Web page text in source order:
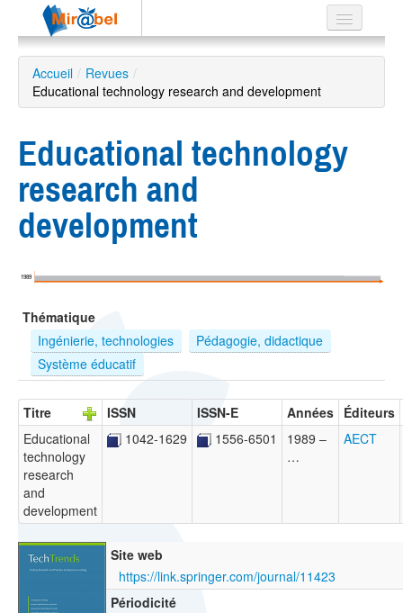
Le réseau
Soutien
Recherche
avancée
ES
?
Accueil / Revues /
Educational technology research and development
Educational technology
research and
development
1989
Thématique
Ingénierie, technologies
Pédagogie, didactique
Système éducatif
Titre ISSN ISSN-E Années Éditeurs
Educational
technology
research
and
development
1042-1629 1556-6501
1989 –
…
AECT
Site web
https://link.springer.com/journal/11423
Périodicité